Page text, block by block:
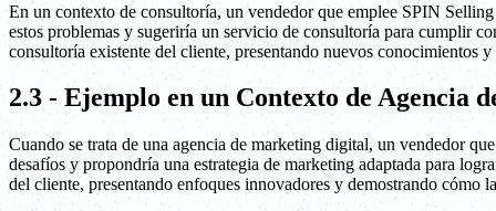
En un contexto de consultoría, un vendedor que emplee SPIN
estos problemas y sugeriría un servicio de consultoría para cumplir
consultoría existente del cliente, presentando nuevos conocimientos
2.3 - Ejemplo en un Contexto de Agencia
Cuando se trata de una agencia de marketing digital, un vendedor
desafíos y propondría una estrategia de marketing adaptada para
del cliente, presentando enfoques innovadores y demostrando cómo